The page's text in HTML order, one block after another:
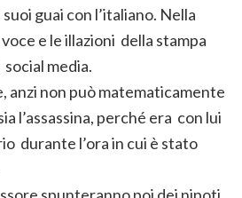
guai con l’italiano. Nella
e le illazioni della stampa
media.
anzi non può matematicamente
l’assassina, perché era con lui
durante l’ora in cui è stato